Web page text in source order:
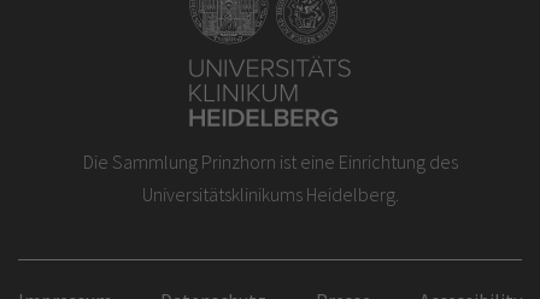
Die Sammlung Prinzhorn ist eine Einrichtung des
Universitätsklinikums Heidelberg.